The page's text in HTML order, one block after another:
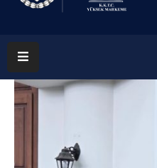
Mahkemeler
Sıkça
Sorulan
Sorular
Elektronik
Haberler